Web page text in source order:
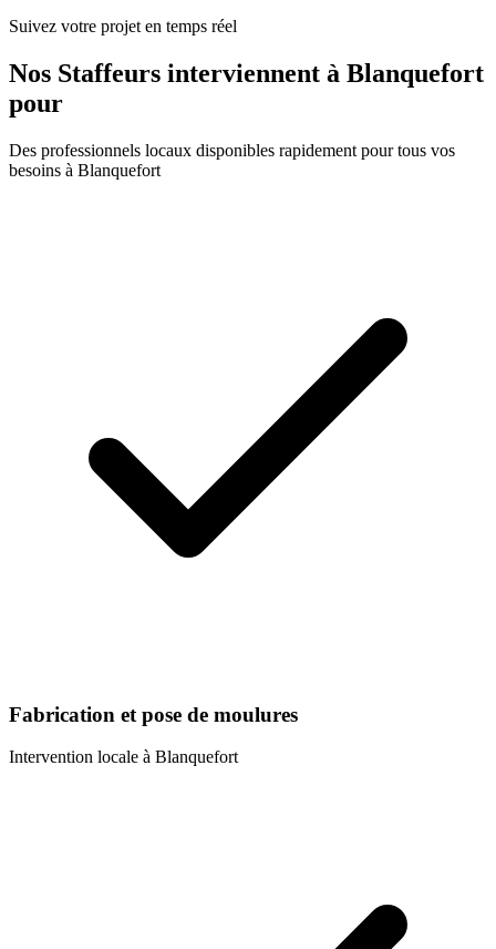
Suivez votre projet en temps réel
Nos Staffeurs interviennent à Blanquefort
pour
Des professionnels locaux disponibles rapidement pour tous vos
besoins à Blanquefort
Fabrication et pose de moulures
Intervention locale à Blanquefort